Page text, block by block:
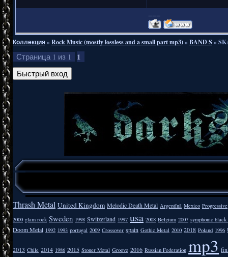
===
Коллекция»Rock Music (mostly lossless and a small part mp3)»BAND S »
Страница 1 из 1 1
Thrash Metal United Kingdom Melodic Death Metal Argentīnā Mexico Progressive
2000 glam rock Sweden 1998 Switzerland 1997 usa 2008 Belgium 2007 symphonic
Doom Metal 1992 1993 portugal 2009 Crossover spain Gothic Metal 2010 2018 Poland 1996
2013 Chile 2014 1986 2015 Stoner Metal Groove 2016 Russian Federation mp3